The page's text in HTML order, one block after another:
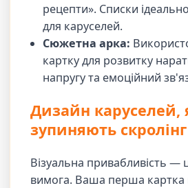
рецепти». Списки
для каруселей.
Сюжетна арка:
картку для розвитку
напругу та емоційний
Дизайн каруселей,
зупиняють скролінг
Візуальна привабливість —
вимога. Ваша перша картка